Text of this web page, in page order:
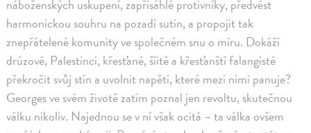
náboženských uskupení, zapřisáhlé protivníky, předvést
harmonickou souhru na pozadí sutin, a propojit tak
znepřátelené komunity ve společném snu o míru. Dokáží
drúzové, Palestinci, křesťané, šíité a křesťanští falangisté
překročit svůj stín a uvolnit napětí, které mezi nimi panuje?
Georges ve svém životě zatím poznal jen revoltu, skutečnou
válku nikoliv. Najednou se v ní však ocitá – ta válka ovšem